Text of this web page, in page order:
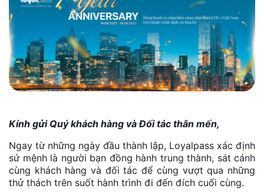
Kính gửi Quý khách hàng và Đối tác thân mến,
Ngay từ những ngày đầu thành lập, Loyalpass xác định
sứ mệnh là người bạn đồng hành trung thành, sát cánh
cùng khách hàng và đối tác để cùng vượt qua những
thử thách trên suốt hành trình đi đến đích cuối cùng.